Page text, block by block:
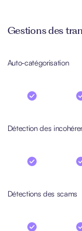
Gestions des
Auto-catégorisation
Détection des
Détections des scams